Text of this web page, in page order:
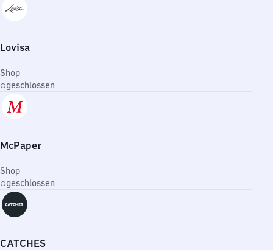
Lovisa
Shop
geschlossen
McPaper
Shop
geschlossen
CATCHES